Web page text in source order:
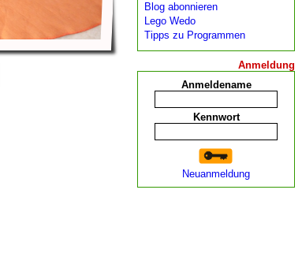
Blog abonnieren
Lego Wedo
Tipps zu Programmen
Anmeldung
Anmeldename
Kennwort
Neuanmeldung